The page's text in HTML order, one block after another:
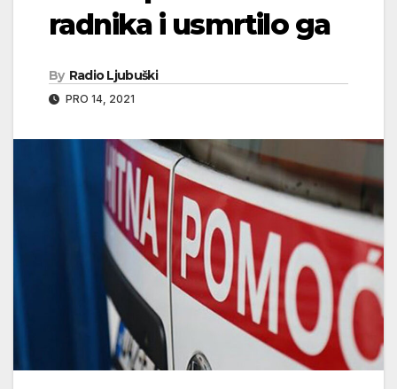
radnika i usmrtilo ga
By Radio Ljubuški
PRO 14, 2021